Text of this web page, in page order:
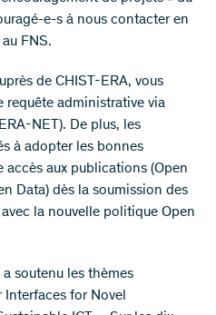
e-s à nous contacter en
FNS.
de CHIST-ERA, vous
requête administrative via
NET). De plus, les
à adopter les bonnes
accès aux publications (Open
Data) dès la soumission des
la nouvelle politique Open
a soutenu les thèmes
for Novel